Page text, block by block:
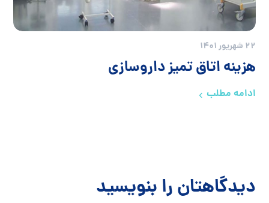
22 شهریور 1401
هزینه اتاق تمیز داروسازی
ادامه مطلب
دیدگاهتان را بنویسید